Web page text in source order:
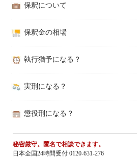
保釈について
保釈金の相場
執行猶予になる？
実刑になる？
懲役刑になる？
秘密厳守。匿名で相談できます。
日本全国24時間受付 0120-631-276